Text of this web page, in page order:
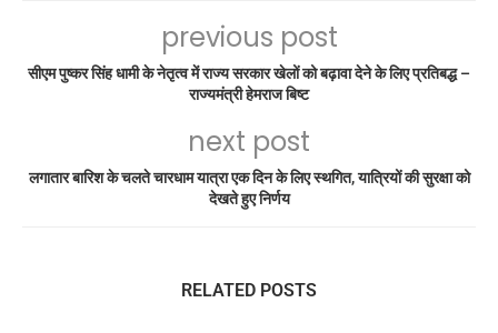
previous post
सीएम पुष्कर सिंह धामी के नेतृत्व में राज्य सरकार खेलों को बढ़ावा देने के लिए प्रतिबद्ध –
राज्यमंत्री हेमराज बिष्ट
next post
लगातार बारिश के चलते चारधाम यात्रा एक दिन के लिए स्थगित, यात्रियों की सुरक्षा को
देखते हुए निर्णय
RELATED POSTS